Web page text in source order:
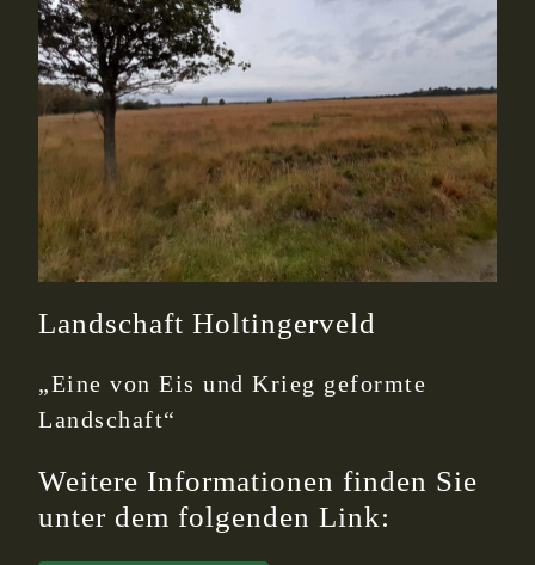
Landschaft Holtingerveld
„Eine von Eis und Krieg geformte
Landschaft“
Weitere Informationen finden Sie
unter dem folgenden Link: